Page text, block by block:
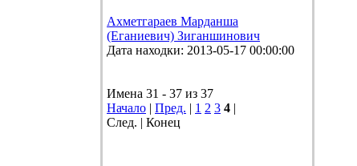
Ахметгараев Марданша
(Еганиевич) Зиганшинович
Дата находки: 2013-05-17 00:00:00
Имена 31 - 37 из 37
Начало | Пред. | 1 2 3 4 |
След. | Конец